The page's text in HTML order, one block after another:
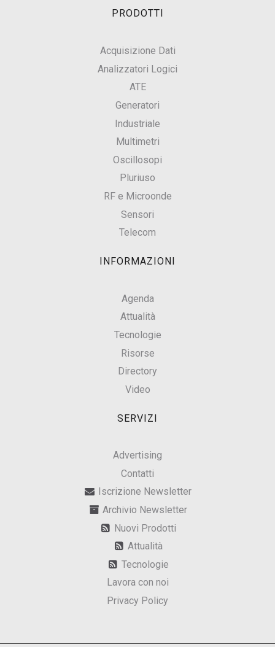
PRODOTTI
Acquisizione Dati
Analizzatori Logici
ATE
Generatori
Industriale
Multimetri
Oscillosopi
Pluriuso
RF e Microonde
Sensori
Telecom
INFORMAZIONI
Agenda
Attualità
Tecnologie
Risorse
Directory
Video
SERVIZI
Advertising
Contatti
Iscrizione Newsletter
Archivio Newsletter
Nuovi Prodotti
Attualità
Tecnologie
Lavora con noi
Privacy Policy